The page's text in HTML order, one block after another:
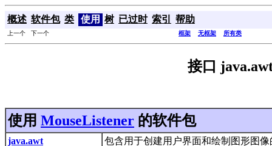
概述 软件包 类 使用 树 已过时 索引 帮助
上一个 下一个 框架 无框架 所有类
接口
使用 MouseListener 的软件包
java.awt 包含用于创建用户界面和绘制图形图